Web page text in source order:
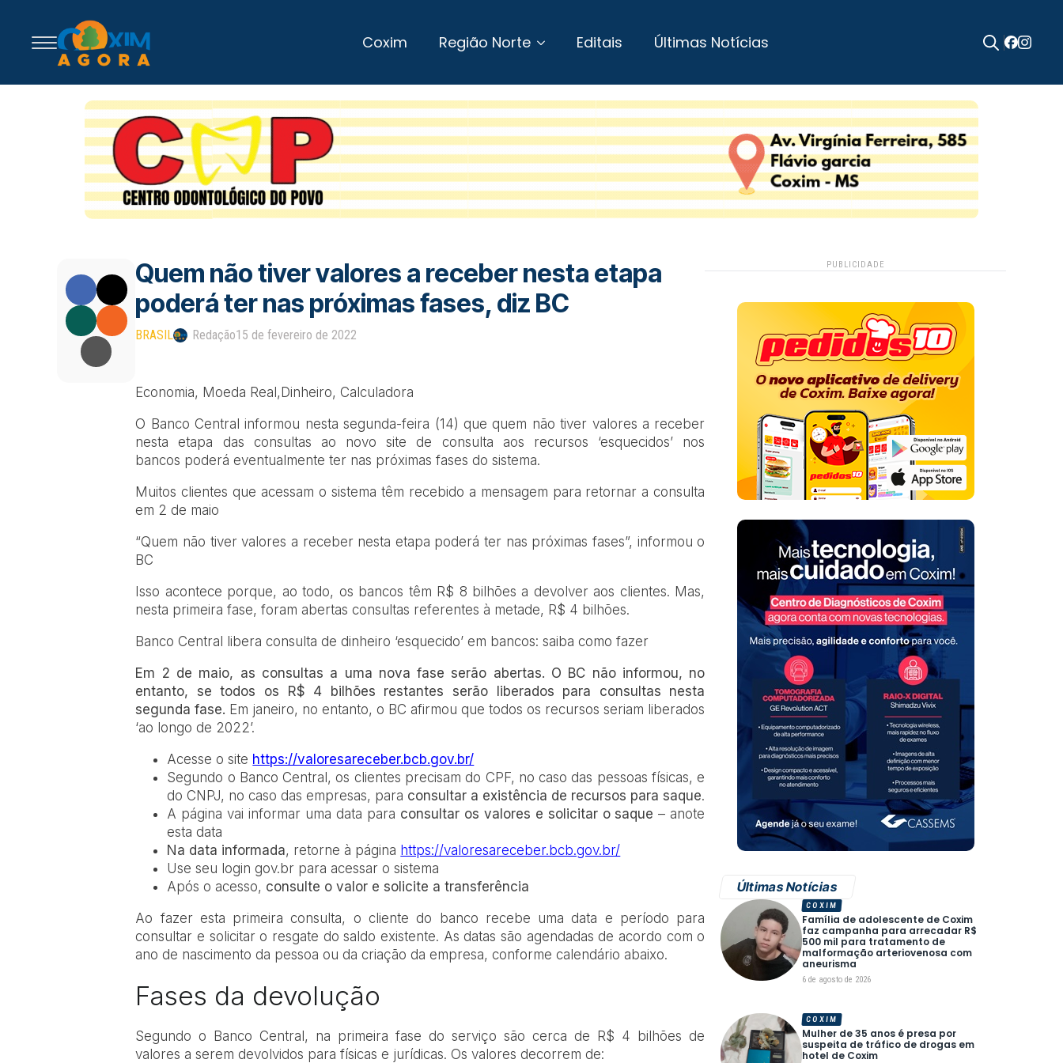
Coxim Região Norte Editais Últimas Notícias
Quem não tiver valores a receber nesta etapa
poderá ter nas próximas fases, diz BC
BRASIL Redação15 de fevereiro de 2022
Economia, Moeda Real,Dinheiro, Calculadora
O Banco Central informou nesta segunda-feira (14) que quem não tiver valores a receber
nesta etapa das consultas ao novo site de consulta aos recursos ‘esquecidos’ nos
bancos poderá eventualmente ter nas próximas fases do sistema.
Muitos clientes que acessam o sistema têm recebido a mensagem para retornar a consulta
em 2 de maio
“Quem não tiver valores a receber nesta etapa poderá ter nas próximas fases”, informou o
BC
Isso acontece porque, ao todo, os bancos têm R$ 8 bilhões a devolver aos clientes. Mas,
nesta primeira fase, foram abertas consultas referentes à metade, R$ 4 bilhões.
Banco Central libera consulta de dinheiro ‘esquecido’ em bancos: saiba como fazer
Em 2 de maio, as consultas a uma nova fase serão abertas. O BC não informou, no
entanto, se todos os R$ 4 bilhões restantes serão liberados para consultas nesta
segunda fase. Em janeiro, no entanto, o BC afirmou que todos os recursos seriam liberados
‘ao longo de 2022’.
Acesse o site https://valoresareceber.bcb.gov.br/
Segundo o Banco Central, os clientes precisam do CPF, no caso das pessoas físicas, e
do CNPJ, no caso das empresas, para consultar a existência de recursos para saque.
A página vai informar uma data para consultar os valores e solicitar o saque – anote
esta data
Na data informada, retorne à página https://valoresareceber.bcb.gov.br/
Use seu login gov.br para acessar o sistema
Após o acesso, consulte o valor e solicite a transferência
Ao fazer esta primeira consulta, o cliente do banco recebe uma data e período para
consultar e solicitar o resgate do saldo existente. As datas são agendadas de acordo com o
ano de nascimento da pessoa ou da criação da empresa, conforme calendário abaixo.
Fases da devolução
Segundo o Banco Central, na primeira fase do serviço são cerca de R$ 4 bilhões de
valores a serem devolvidos para físicas e jurídicas. Os valores decorrem de:
PUBLICIDADE
Últimas Notícias
Família de adolescente de Coxim
faz campanha para arrecadar R$
500 mil para tratamento de
malformação arteriovenosa com
aneurisma
6 de agosto de 2026
COXIM
Mulher de 35 anos é presa por
suspeita de tráfico de drogas em
hotel de Coxim
COXIM